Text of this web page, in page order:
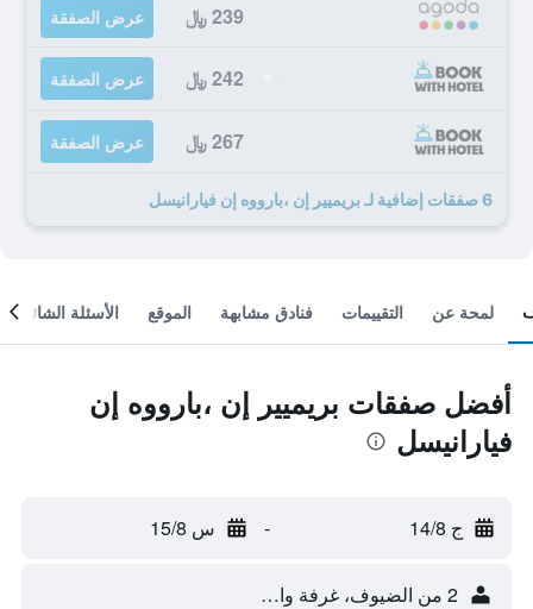
239 ﷼ عرض الصفقة
242 ﷼ عرض الصفقة
267 ﷼ عرض الصفقة
6 صفقات إضافية لـ بريميير إن ،بارووه إن فيارانيسل
لمحة عن التقييمات فنادق مشابهة الموقع الأسئلة الشائعة
أفضل صفقات بريميير إن ،بارووه إن
فيارانيسل
ج 14/8 - س 15/8
2 من الضيوف، غرفة واحدة